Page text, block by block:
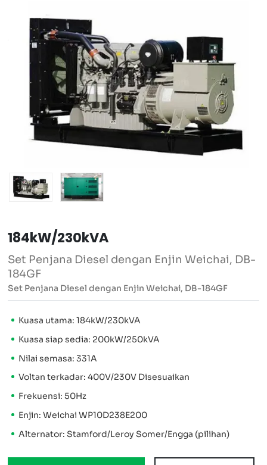
184kW/230kVA
Set Penjana Diesel dengan Enjin Weichai, DB-
184GF
Set Penjana Diesel dengan Enjin Weichai, DB-184GF
Kuasa utama: 184kW/230kVA
Kuasa siap sedia: 200kW/250kVA
Nilai semasa: 331A
Voltan terkadar: 400V/230V Disesuaikan
Frekuensi: 50Hz
Enjin: Weichai WP10D238E200
Alternator: Stamford/Leroy Somer/Engga (pilihan)